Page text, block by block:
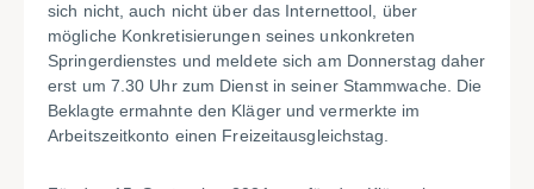
sich nicht, auch nicht über das Internettool, über
mögliche Konkretisierungen seines unkonkreten
Springerdienstes und meldete sich am Donnerstag daher
erst um 7.30 Uhr zum Dienst in seiner Stammwache. Die
Beklagte ermahnte den Kläger und vermerkte im
Arbeitszeitkonto einen Freizeitausgleichstag.